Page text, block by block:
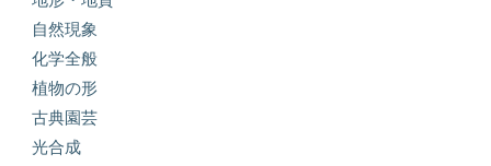
自然現象
化学全般
植物の形
古典園芸
光合成